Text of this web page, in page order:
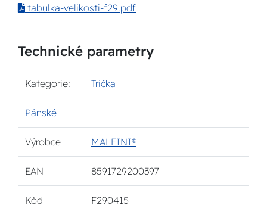
tabulka-velikosti-f29.pdf
Technické parametry
Kategorie: Trička
Pánské
Výrobce MALFINI®
EAN 8591729200397
Kód
F290415